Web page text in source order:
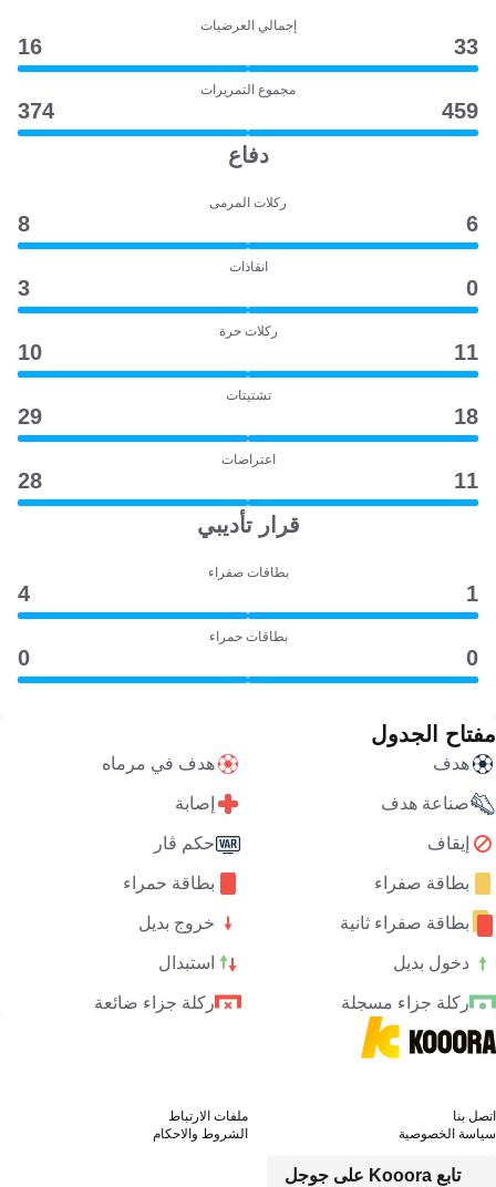
إجمالي العرضيات
33
16
مجموع التمريرات
459
374
دفاع
ركلات المرمى
6
8
انقاذات
0
3
ركلات حرة
11
10
تشتيتات
18
29
اعتراضات
11
28
قرار تأديبي
بطاقات صفراء
1
4
بطاقات حمراء
0
0
مفتاح الجدول
هدف هدف في مرماه
صناعة هدف إصابة
إيقاف حكم ڤار
بطاقة صفراء بطاقة حمراء
بطاقة صفراء ثانية خروج بديل
دخول بديل استبدال
ركلة جزاء مسجلة ركلة جزاء ضائعة
تابع Kooora على جوجل
اتصل بنا
ملفات الارتباط
سياسة الخصوصية
الشروط والاحكام